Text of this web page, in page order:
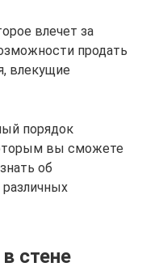
влечет за
продать
влекущие
порядок
вы сможете
об
стене